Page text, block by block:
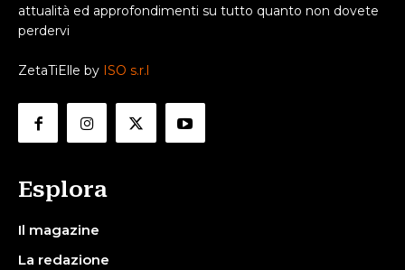
attualità ed approfondimenti su tutto quanto non dovete
perdervi
ZetaTiElle by ISO s.r.l
Esplora
Il magazine
La redazione